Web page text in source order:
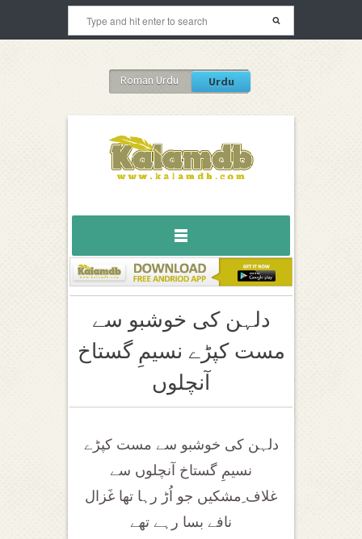
Roman Urdu Urdu
دلہن کی خوشبو سے
مست کپڑے نسیمِ گستاخ
آنچلوں
دلہن کی خوشبو سے مست کپڑے
نسیمِ گستاخ آنچلوں سے
غلاف ِمشکیں جو اُڑ رہا تھا غَزال
نافے بسا رہے تھے